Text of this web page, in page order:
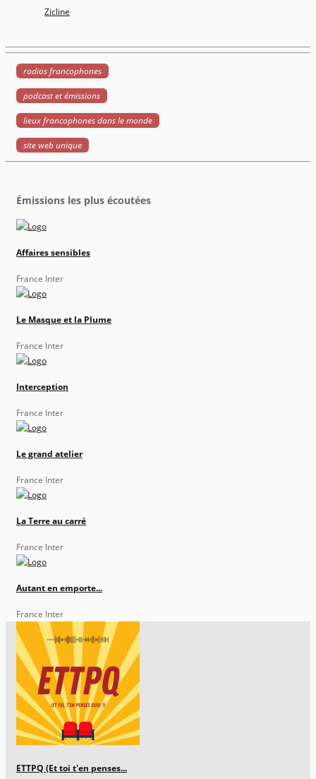
Zicline
radios francophones
podcast et émissions
lieux francophones dans le monde
site web unique
Émissions les plus écoutées
Affaires sensibles
France Inter
Le Masque et la Plume
France Inter
Interception
France Inter
Le grand atelier
France Inter
La Terre au carré
France Inter
Autant en emporte...
France Inter
ETTPQ (Et toi t'en penses...